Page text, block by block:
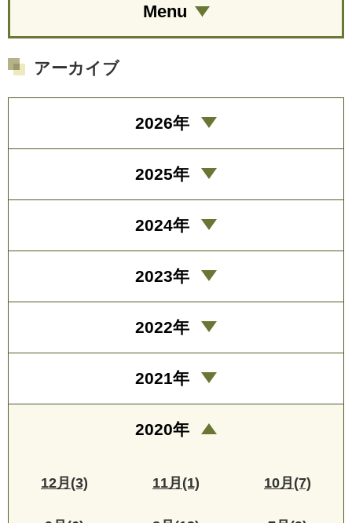
Menu
アーカイブ
2026年
2025年
2024年
2023年
2022年
2021年
2020年
12月(3) 11月(1) 10月(7)